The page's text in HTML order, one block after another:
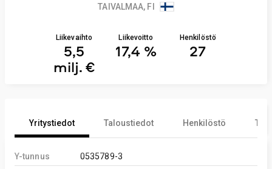
TAIVALMAA, FI
Liikevaihto
5,5
milj. €
Liikevoitto
17,4 %
Henkilöstö
27
Yritystiedot Taloustiedot Henkilöstö
Y-tunnus
0535789-3